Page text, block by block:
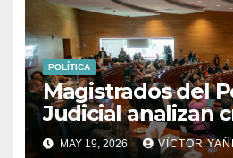
POLÍTICA
Magistrados del
Judicial analizan
usucapión y
MAY 19, 2026 VÍCTOR